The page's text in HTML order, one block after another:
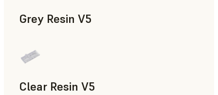
Grey Resin V5
Clear Resin V5